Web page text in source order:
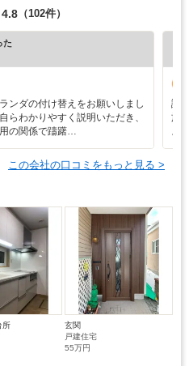
4.8 （102件）
た
ンダの付け替えをお願いしまし
らわかりやすく説明いただき、
の関係で躊躇…
説
施
この会社の口コミをもっと見る >
所
玄関
戸建住宅
55万円